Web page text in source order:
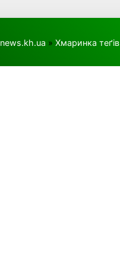
news.kh.ua » Хмаринка теґів